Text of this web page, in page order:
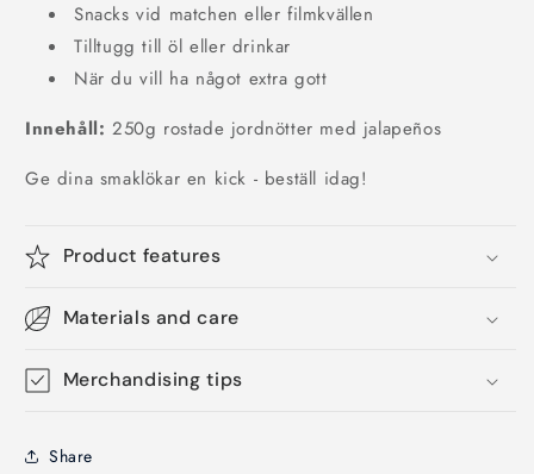
Snacks vid matchen eller filmkvällen
Tilltugg till öl eller drinkar
När du vill ha något extra gott
Innehåll: 250g rostade jordnötter med jalapeños
Ge dina smaklökar en kick - beställ idag!
Product features
Materials and care
Merchandising tips
Share